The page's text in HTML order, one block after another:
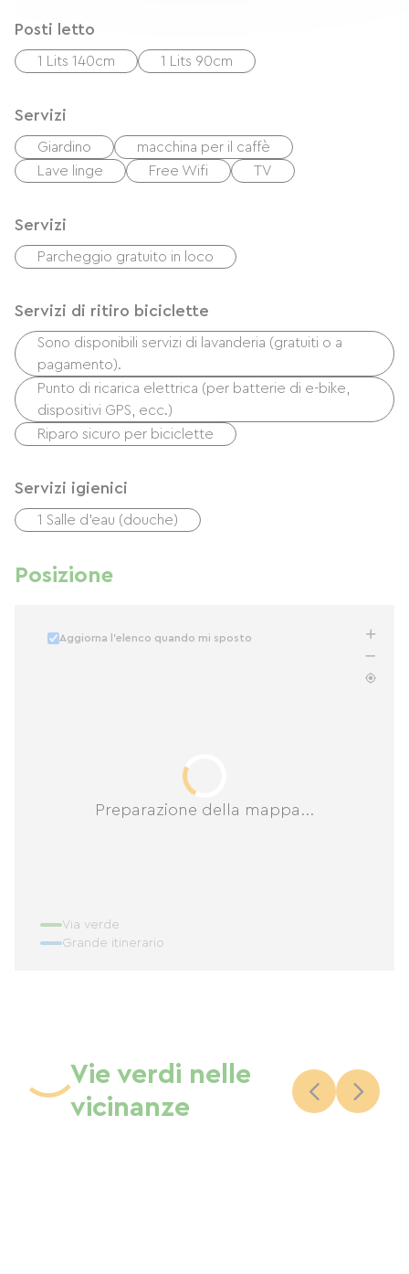
Posti letto
1 Lits 140cm 1 Lits 90cm
Servizi
Giardino
macchina per il caffè
Lave linge
Free Wifi TV
Servizi
Parcheggio gratuito in loco
Servizi di ritiro biciclette
Sono disponibili servizi di lavanderia (gratuiti o a
pagamento).
Punto di ricarica elettrica (per batterie di e-bike,
dispositivi GPS, ecc.)
Riparo sicuro per biciclette
Servizi igienici
1 Salle d'eau (douche)
Posizione
Preparazione della mappa...
Aggiorna l'elenco quando mi sposto
Via verde
Grande itinerario
Vie verdi nelle
vicinanze